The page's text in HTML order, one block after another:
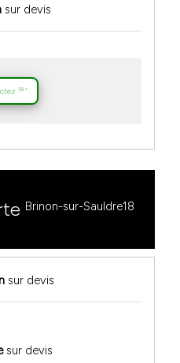
sur devis
18 *
Brinon-sur-Sauldre18
sur devis
sur devis